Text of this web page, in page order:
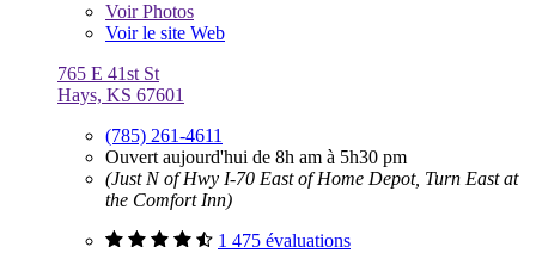
VoirPhotos
Voir le site Web
765 E 41st St
Hays, KS 67601
(785) 261-4611
Ouvert aujourd'hui de 8h am à 5h30 pm
(Just N of Hwy I-70 East of Home Depot, Turn East at
the Comfort Inn)
1 475 évaluations